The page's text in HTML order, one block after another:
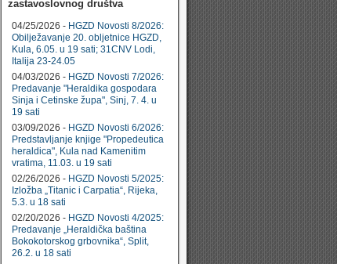
zastavoslovnog društva
04/25/2026 - HGZD Novosti 8/2026:
Obilježavanje 20. obljetnice HGZD,
Kula, 6.05. u 19 sati; 31CNV Lodi,
Italija 23-24.05
04/03/2026 - HGZD Novosti 7/2026:
Predavanje "Heraldika gospodara
Sinja i Cetinske župa", Sinj, 7. 4. u
19 sati
03/09/2026 - HGZD Novosti 6/2026:
Predstavljanje knjige "Propedeutica
heraldica", Kula nad Kamenitim
vratima, 11.03. u 19 sati
02/26/2026 - HGZD Novosti 5/2025:
Izložba „Titanic i Carpatia“, Rijeka,
5.3. u 18 sati
02/20/2026 - HGZD Novosti 4/2025:
Predavanje „Heraldička baština
Bokokotorskog grbovnika“, Split,
26.2. u 18 sati